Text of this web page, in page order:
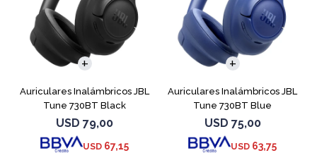
Auriculares Inalámbricos JBL
Tune 730BT Black
USD 79,00
USD 67,15
Auriculares Inalámbricos JBL
Tune 730BT Blue
USD 75,00
USD 63,75